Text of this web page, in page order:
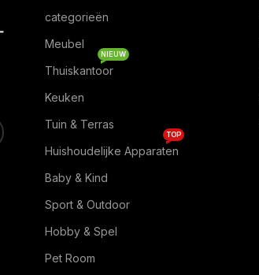
categorieën
Meubel
Thuiskantoor
NIEUW
Keuken
Tuin & Terras
Huishoudelijke Apparaten
TOP
Baby & Kind
Sport & Outdoor
Hobby & Spel
Pet Room